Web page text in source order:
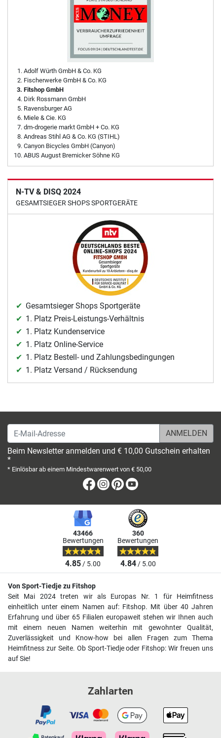
Adolf Würth GmbH & Co. KG
Fischerwerke GmbH & Co. KG
Fitshop GmbH
Dirk Rossmann GmbH
Ravensburger AG
Miele & Cie. KG
dm-drogerie markt GmbH + Co. KG
Andreas Stihl AG & Co. KG (STIHL)
Canyon Bicycles GmbH (Canyon)
ABUS August Bremicker Söhne KG
N-TV & DISQ 2024
GESAMTSIEGER SHOPS SPORTGERÄTE
Gesamtsieger Shops Sportgeräte
1. Platz Preis-Leistungs-Verhältnis
1. Platz Kundenservice
1. Platz Online-Service
1. Platz Bestell- und Zahlungsbedingungen
1. Platz Versand / Rücksendung
E-Mail-Adresse
Beim Newsletter anmelden und € 10,00 Gutschein erhalten
*
* Einlösbar ab einem Mindestwarenwert von € 50,00
Facebook
Instagram
Pinterest
43466
Bewertungen
4.85/ 5.00
360
Bewertungen
4.84/ 5.00
Von Sport-Tiedje zu Fitshop
Seit Mai 2024 treten wir als Europas Nr. 1 für Heimfitness
einheitlich unter einem Namen auf: Fitshop. Mit über 40 Jahren
Erfahrung und über 65 Filialen europaweit stehen wir Ihnen auch
mit einem neuen Namen weiterhin mit gewohnter Qualität,
Zuverlässigkeit und Know-how bei allen Fragen zum Thema
Heimfitness zur Seite. Ob Sport-Tiedje oder Fitshop: Wir freuen uns
auf Sie!
Zahlarten